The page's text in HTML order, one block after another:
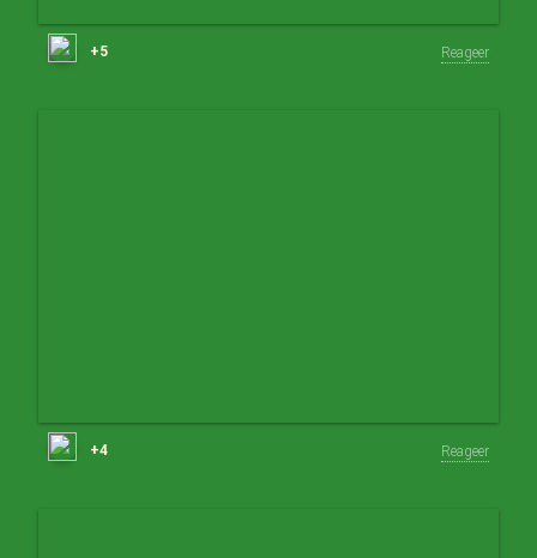
+5 Reageer
+4 Reageer